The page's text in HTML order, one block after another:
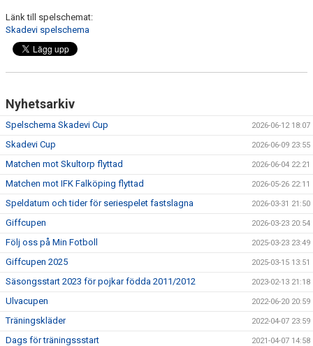
Länk till spelschemat:
Skadevi spelschema
Nyhetsarkiv
Spelschema Skadevi Cup 2026-06-12 18:07
Skadevi Cup 2026-06-09 23:55
Matchen mot Skultorp flyttad 2026-06-04 22:21
Matchen mot IFK Falköping flyttad 2026-05-26 22:11
Speldatum och tider för seriespelet fastslagna 2026-03-31 21:50
Giffcupen 2026-03-23 20:54
Följ oss på Min Fotboll 2025-03-23 23:49
Giffcupen 2025 2025-03-15 13:51
Säsongsstart 2023 för pojkar födda 2011/2012 2023-02-13 21:18
Ulvacupen 2022-06-20 20:59
Träningskläder 2022-04-07 23:59
Dags för träningssstart 2021-04-07 14:58